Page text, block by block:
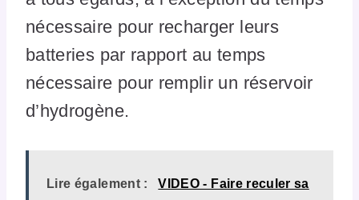
nécessaire pour recharger leurs
batteries par rapport au temps
nécessaire pour remplir un réservoir
d’hydrogène.
Lire également : VIDEO - Faire reculer sa